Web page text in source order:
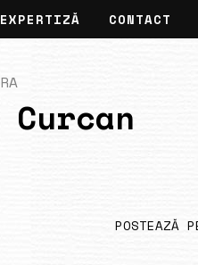
EXPERTIZĂ CONTACT
Curcan
POSTEAZĂ